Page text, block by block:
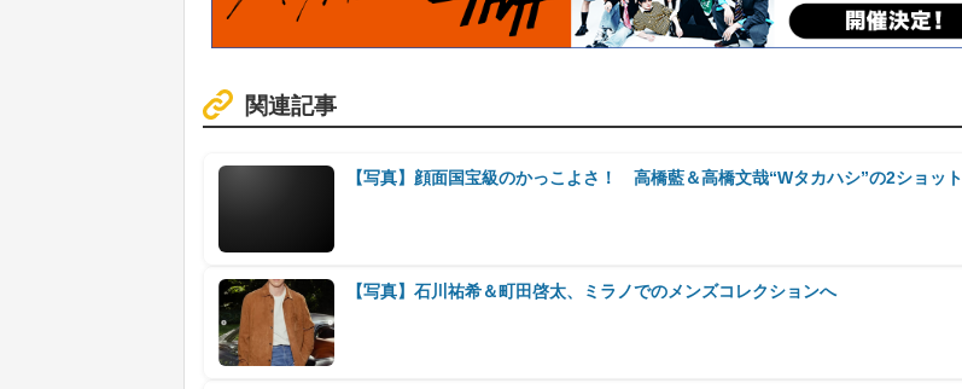
関連記事
【写真】顔面国宝級のかっこよさ！ 高橋藍＆高橋文哉“Wタカハシ”の2ショット
【写真】石川祐希＆町田啓太、ミラノでのメンズコレクションへ